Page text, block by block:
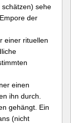
sehe
der
einer rituellen
einen
ihn durch.
gehängt. Ein
(nicht